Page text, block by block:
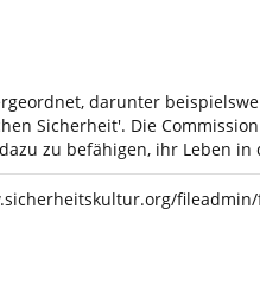
darunter
Sicherheit'. Die
zu befähigen, ihr Leben in